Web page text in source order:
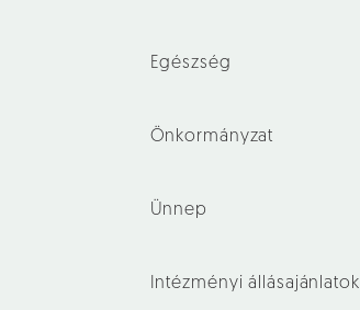
Egészség
Önkormányzat
Ünnep
Intézményi állásajánlatok